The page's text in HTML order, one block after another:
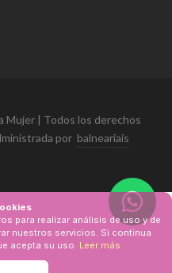
Mujer | Todos los derechos
por balneariais
para realizar análisis de uso y de
nuestros servicios. Si continua
acepta su uso. Leer más